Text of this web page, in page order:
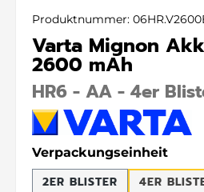
Produktnummer:
Varta Mignon
2600 mAh
HR6 - AA - 4er
Verpackungseinheit
2ER BLISTER 4ER